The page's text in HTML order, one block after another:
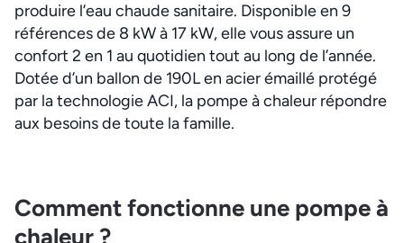
produire l’eau chaude sanitaire. Disponible en 9
références de 8 kW à 17 kW, elle vous assure un
confort 2 en 1 au quotidien tout au long de l’année.
Dotée d’un ballon de 190L en acier émaillé protégé
par la technologie ACI, la pompe à chaleur répondre
aux besoins de toute la famille.
Comment fonctionne une pompe à
chaleur ?